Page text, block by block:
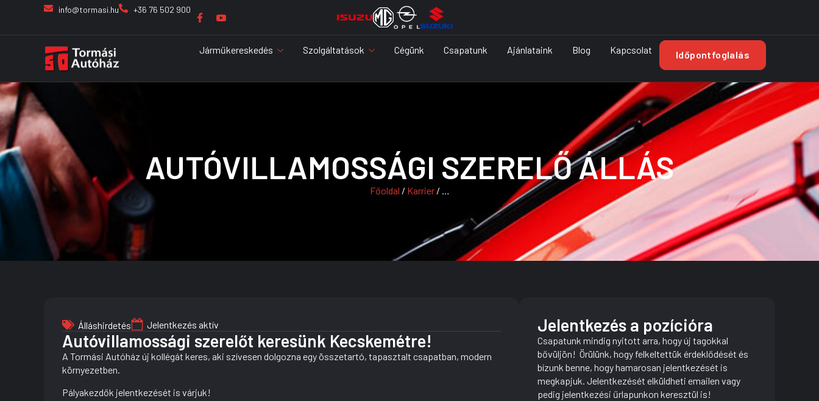
info@tormasi.hu +36 76 502 900
Járműkereskedés Szolgáltatások Cégünk Csapatunk Ajánlataink Blog Kapcsolat Időpontfoglalás
AUTÓVILLAMOSSÁGI SZERELŐ ÁLLÁS
Főoldal / Karrier/ …
Álláshirdetés Jelentkezés aktív
Autóvillamossági szerelőt keresünk Kecskemétre!
A Tormási Autóház új kollégát keres, aki szívesen dolgozna egy összetartó, tapasztalt csapatban, modern
környezetben.
Pályakezdők jelentkezését is várjuk!
Jelentkezés a pozícióra
Csapatunk mindig nyitott arra, hogy új tagokkal
bővüljön! Örülünk, hogy felkeltettük érdeklődését és
bízunk benne, hogy hamarosan jelentkezését is
megkapjuk. Jelentkezését elküldheti emailen vagy
pedig jelentkezési űrlapunkon keresztül is!